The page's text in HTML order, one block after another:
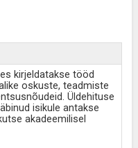
kirjeldatakse tööd
oskuste, teadmiste
Üldehituse
isikule antakse
akadeemilisel